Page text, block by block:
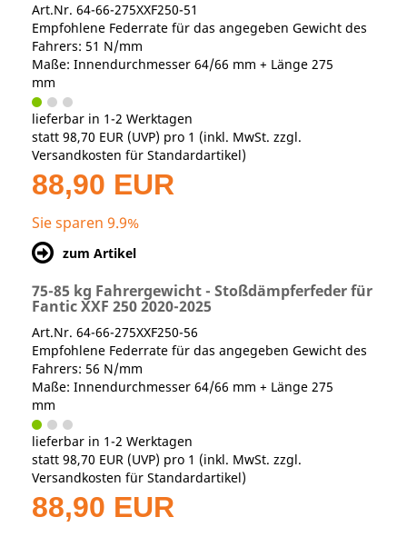
Art.Nr. 64-66-275XXF250-51
Empfohlene Federrate für das angegeben Gewicht des
Fahrers: 51 N/mm
Maße: Innendurchmesser 64/66 mm + Länge 275
mm
lieferbar in 1-2 Werktagen
statt 98,70 EUR (UVP) pro 1 (inkl. MwSt. zzgl.
Versandkosten für Standardartikel)
88,90 EUR
Sie sparen 9.9%
zum Artikel
75-85 kg Fahrergewicht - Stoßdämpferfeder für
Fantic XXF 250 2020-2025
Art.Nr. 64-66-275XXF250-56
Empfohlene Federrate für das angegeben Gewicht des
Fahrers: 56 N/mm
Maße: Innendurchmesser 64/66 mm + Länge 275
mm
lieferbar in 1-2 Werktagen
statt 98,70 EUR (UVP) pro 1 (inkl. MwSt. zzgl.
Versandkosten für Standardartikel)
88,90 EUR